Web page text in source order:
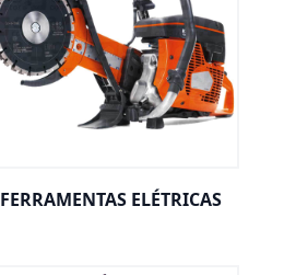
FERRAMENTAS ELÉTRICAS